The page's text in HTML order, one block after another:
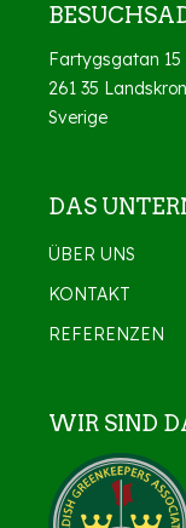
Fartygsgatan 15
261 35
Sverige
DAS
ÜBER UNS
KONTAKT
REFERENZEN
WIR SIND